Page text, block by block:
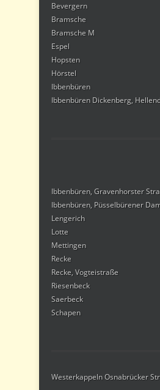
Bevergern
Bramsche
Bramsche M
Espel
Hopsten
Hörstel
Ibbenbüren
Ibbenbüren Dickenberg,
Ibbenbüren, Gravenhorster
Ibbenbüren, Püsselbürener
Lengerich
Lotte
Mettingen
Recke
Recke, Vogteistraße
Riesenbeck
Saerbeck
Schapen
Westerkappeln Osnabrücker